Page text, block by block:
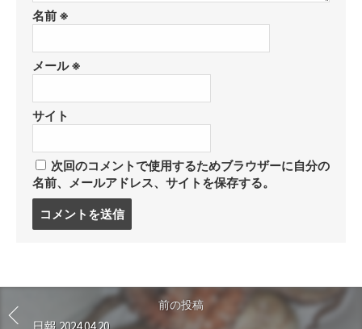
名前 ※
メール※
サイト
次回のコメントで使用するためブラウザーに自分の
名前、メールアドレス、サイトを保存する。
る
前の投稿